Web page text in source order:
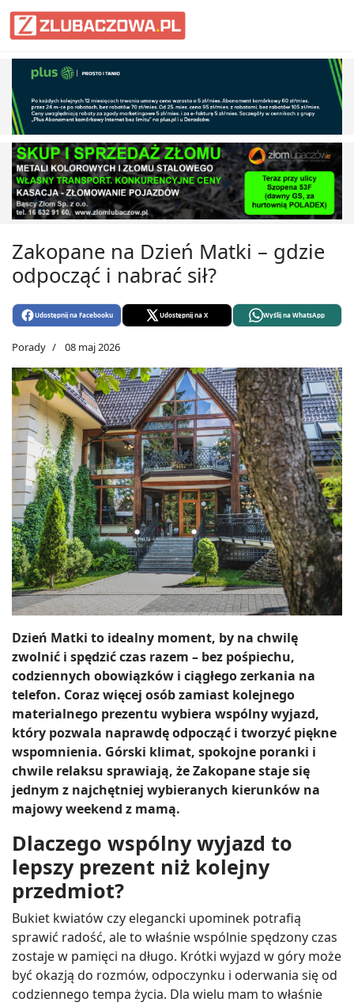
Informacje Lubaczów, powiat
Zakopane na Dzień Matki – gdzie
odpocząć i nabrać sił?
Udostępnij na Facebooku Udostępnij na X Wyślij na WhatsApp
Porady 08 maj 2026
Dzień Matki to idealny moment, by na chwilę
zwolnić i spędzić czas razem – bez pośpiechu,
codziennych obowiązków i ciągłego zerkania na
telefon. Coraz więcej osób zamiast kolejnego
materialnego prezentu wybiera wspólny wyjazd,
który pozwala naprawdę odpocząć i tworzyć piękne
wspomnienia. Górski klimat, spokojne poranki i
chwile relaksu sprawiają, że Zakopane staje się
jednym z najchętniej wybieranych kierunków na
majowy weekend z mamą.
Dlaczego wspólny wyjazd to
lepszy prezent niż kolejny
przedmiot?
Bukiet kwiatów czy elegancki upominek potrafią
sprawić radość, ale to właśnie wspólnie spędzony czas
zostaje w pamięci na długo. Krótki wyjazd w góry może
być okazją do rozmów, odpoczynku i oderwania się od
codziennego tempa życia. Dla wielu mam to właśnie